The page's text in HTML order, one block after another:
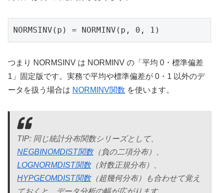
NORMSINV(p) = NORMINV(p, 0, 1)
つまり NORMSINV は NORMINV の「平均 0・標準偏差
1」固定版です。実務で平均や標準偏差が 0・1 以外のデ
ータを扱う場合は NORMINV関数 を使います。
TIP: 同じ統計分布関数シリーズとして、
NEGBINOMDIST関数（負の二項分布）、
LOGNORMDIST関数（対数正規分布）、
HYPGEOMDIST関数（超幾何分布）も合わせて覚え